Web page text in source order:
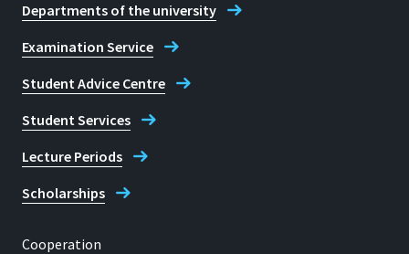
Departments of the university
Examination Service
Student Advice Centre
Student Services
Lecture Periods
Scholarships
Cooperation